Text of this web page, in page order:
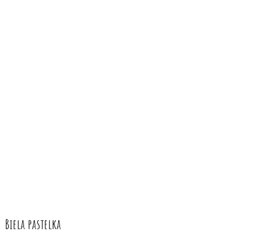
Biela pastelka